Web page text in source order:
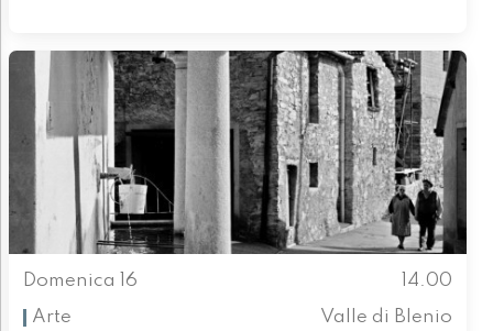
Domenica 16
14.00
Arte
Valle di Blenio